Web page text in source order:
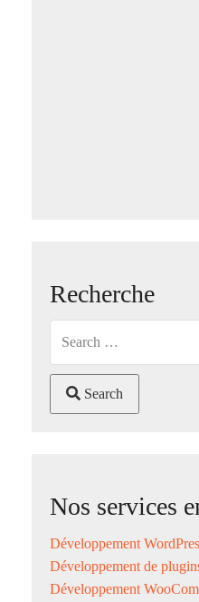
Recherche
Search
Nos services
Développement
Développement de
Développement